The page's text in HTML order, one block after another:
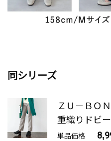
同シリーズ
ＺＵ－ＢＯ
重織りドビー
単品価格